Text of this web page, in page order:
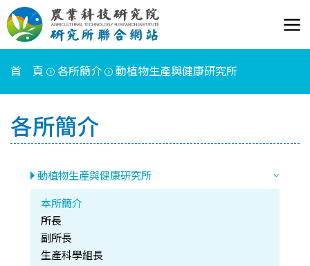
首 頁 各所簡介 動植物生產與健康研究所
各所簡介
動植物生產與健康研究所
本所簡介
所長
副所長
生產科學組長